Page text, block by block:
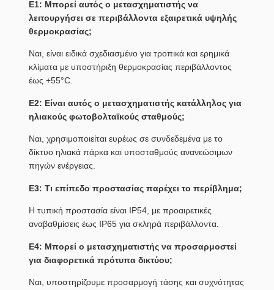
Ε1: Μπορεί αυτός ο μετασχηματιστής να
λειτουργήσει σε περιβάλλοντα εξαιρετικά υψηλής
θερμοκρασίας;
Ναι, είναι ειδικά σχεδιασμένο για τροπικά και ερημικά
κλίματα με υποστήριξη θερμοκρασίας περιβάλλοντος
έως +55°C.
Ε2: Είναι αυτός ο μετασχηματιστής κατάλληλος για
ηλιακούς φωτοβολταϊκούς σταθμούς;
Ναι, χρησιμοποιείται ευρέως σε συνδεδεμένα με το
δίκτυο ηλιακά πάρκα και υποσταθμούς ανανεώσιμων
πηγών ενέργειας.
Ε3: Τι επίπεδο προστασίας παρέχει το περίβλημα;
Η τυπική προστασία είναι IP54, με προαιρετικές
αναβαθμίσεις έως IP65 για σκληρά περιβάλλοντα.
Ε4: Μπορεί ο μετασχηματιστής να προσαρμοστεί
για διαφορετικά πρότυπα δικτύου;
Ναι, υποστηρίζουμε προσαρμογή τάσης και συχνότητας